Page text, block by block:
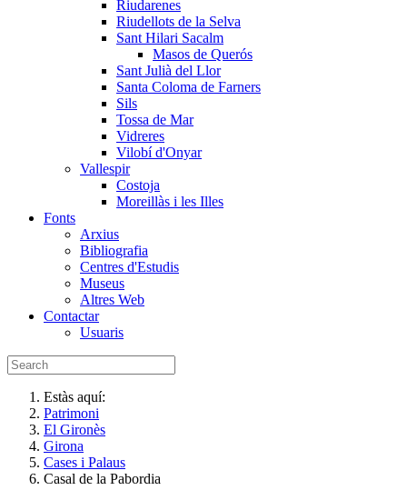
Riudarenes
Riudellots de la Selva
Sant Hilari Sacalm
Masos de Querós
Sant Julià del Llor
Santa Coloma de Farners
Sils
Tossa de Mar
Vidreres
Vilobí d'Onyar
Vallespir
Costoja
Moreillàs i les Illes
Fonts
Arxius
Bibliografia
Centres d'Estudis
Museus
Altres Web
Contactar
Usuaris
Estàs aquí:
Patrimoni
El Gironès
Girona
Cases i Palaus
Casal de la Pabordia